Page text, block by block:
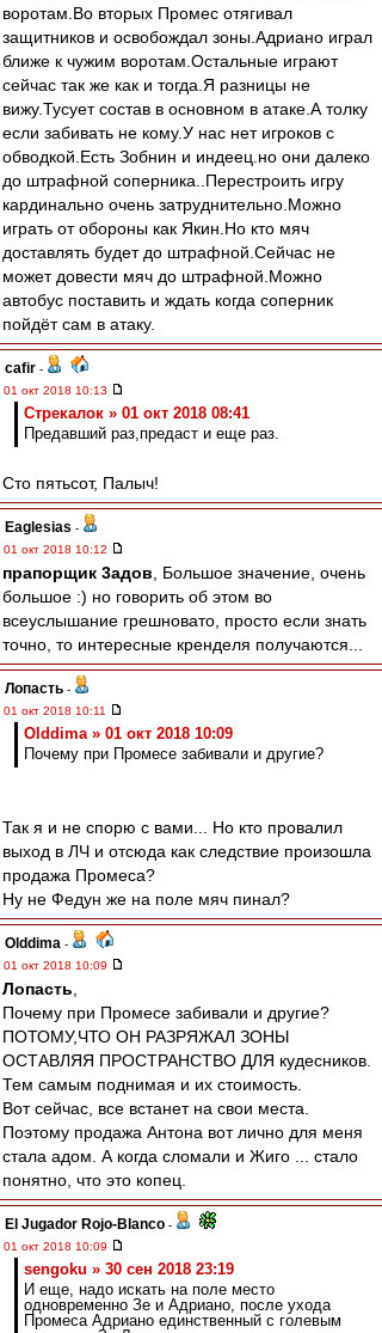
воротам.Во вторых Промес отягивал
защитников и освобождал зоны.Адриано играл
ближе к чужим воротам.Остальные играют
сейчас так же как и тогда.Я разницы не
вижу.Тусует состав в основном в атаке.А толку
если забивать не кому.У нас нет игроков с
обводкой.Есть Зобнин и индеец.но они далеко
до штрафной соперника..Перестроить игру
кардинально очень затруднительно.Можно
играть от обороны как Якин.Но кто мяч
доставлять будет до штрафной.Сейчас не
может довести мяч до штрафной.Можно
автобус поставить и ждать когда соперник
пойдёт сам в атаку.
cafir -
01 окт 2018 10:13
Стрекалок » 01 окт 2018 08:41
Предавший раз,предаст и еще раз.
Сто пятьсот, Палыч!
Eaglesias -
01 окт 2018 10:12
прапорщик 3адoв , Большое значение, очень
большое :) но говорить об этом во
всеуслышание грешновато, просто если знать
точно, то интересные кренделя получаются...
Лопасть -
01 окт 2018 10:11
Olddima » 01 окт 2018 10:09
Почему при Промесе забивали и другие?
Так я и не спорю с вами... Но кто провалил
выход в ЛЧ и отсюда как следствие произошла
продажа Промеса?
Ну не Федун же на поле мяч пинал?
Olddima -
01 окт 2018 10:09
Лопасть
Почему при Промесе забивали и другие?
ПОТОМУ,ЧТО ОН РАЗРЯЖАЛ ЗОНЫ
ОСТАВЛЯЯ ПРОСТРАНСТВО ДЛЯ кудесников.
Тем самым поднимая и их стоимость.
Вот сейчас, все встанет на свои места.
Поэтому продажа Антона вот лично для меня
стала адом. А когда сломали и Жиго ... стало
понятно, что это копец.
El Jugador Rojo-Blanco -
01 окт 2018 10:09
sengoku » 30 сен 2018 23:19
И еще, надо искать на поле место
одновременно Зе и Адриано, после ухода
Промеса Адриано единственный с голевым